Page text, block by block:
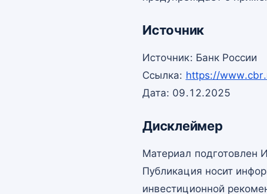
Источник
Источник: Банк России
Ссылка: https://
Дата: 09.12.2025
Дисклеймер
Материал подготовлен
Публикация носит
инвестиционной